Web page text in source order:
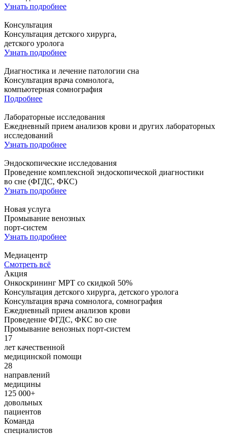
Узнать подробнее
Консультация
Консультация детского хирурга,
детского уролога
Узнать подробнее
Диагностика и лечение патологии сна
Консультация врача сомнолога,
компьютерная сомнография
Подробнее
Лабораторные исследования
Ежедневный прием анализов крови и других лабораторных
исследований
Узнать подробнее
Эндоскопические исследования
Проведение комплексной эндоскопической диагностики
во сне (ФГДС, ФКС)
Узнать подробнее
Новая услуга
Промывание венозных
порт-систем
Узнать подробнее
Медиацентр
Смотреть всё
Акция
Онкоскрининг МРТ со скидкой 50%
Консультация детского хирурга, детского уролога
Консультация врача сомнолога, сомнография
Ежедневный прием анализов крови
Проведение ФГДС, ФКС во сне
Промывание венозных порт-систем
17
лет качественной
медицинской помощи
28
направлений
медицины
125 000+
довольных
пациентов
Команда
специалистов